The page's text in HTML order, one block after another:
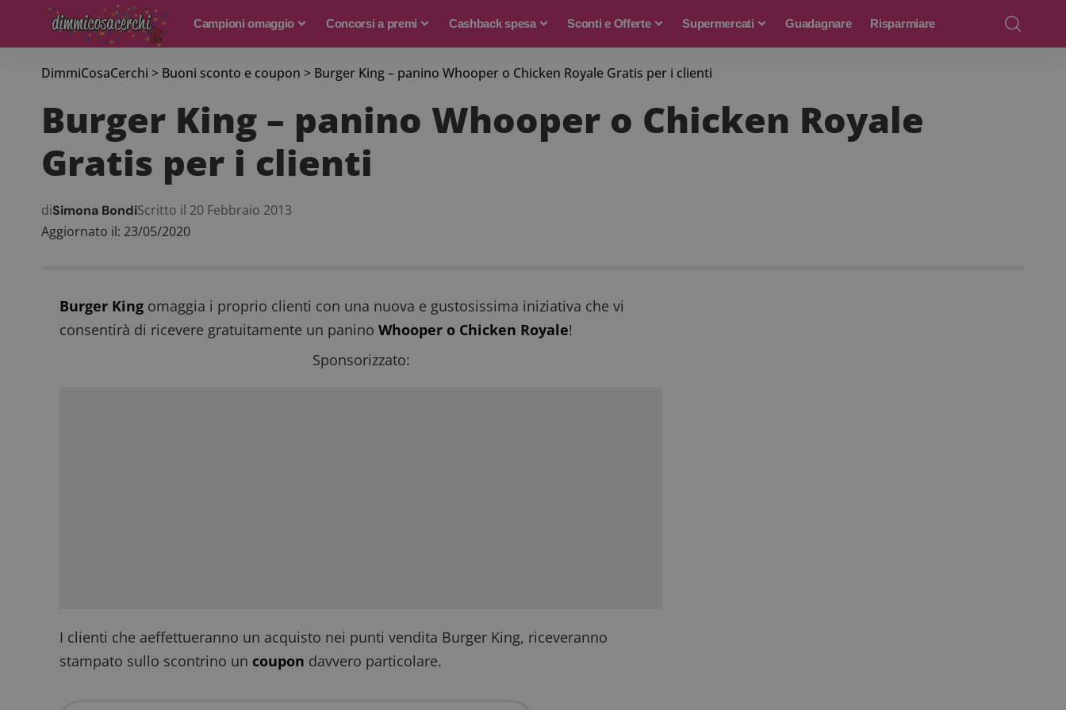
Campioni omaggio Concorsi a premi Cashback spesa Sconti e Offerte Supermercati Guadagnare Risparmiare
DimmiCosaCerchi > Buoni sconto e coupon > Burger King – panino Whooper o Chicken Royale Gratis per i clienti
Burger King – panino Whooper o Chicken Royale
Gratis per i clienti
Aggiornato il: 23/05/2020
diSimona BondiScritto il 20 Febbraio 2013
Burger King omaggia i proprio clienti con una nuova e gustosissima iniziativa che vi
consentirà di ricevere gratuitamente un paninoWhooper o Chicken Royale!
Sponsorizzato:
I clienti che aeffettueranno un acquisto nei punti vendita Burger King, riceveranno
stampato sullo scontrino un coupon davvero particolare.